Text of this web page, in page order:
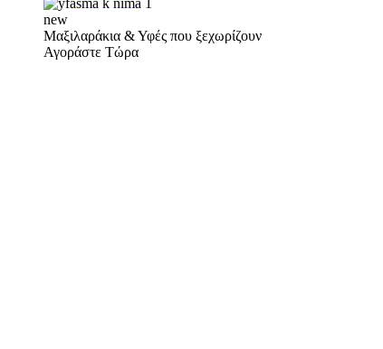
new
Μαξιλαράκια & Υφές που ξεχωρίζουν
Αγοράστε Τώρα